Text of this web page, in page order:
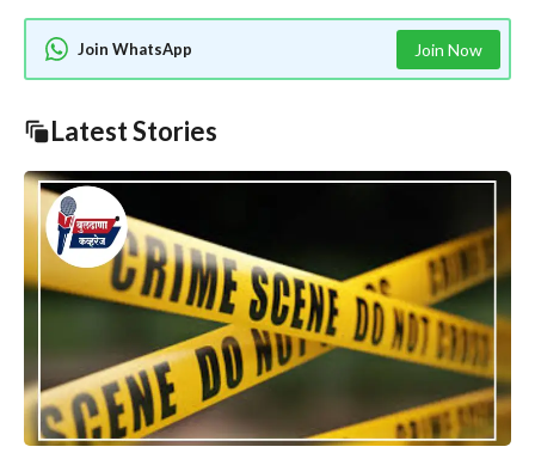
Join WhatsApp Join Now
Latest Stories